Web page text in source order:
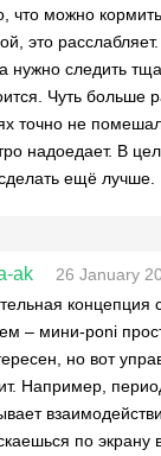
что можно
это
нужно следить
Чуть больше
точно не
надоедает. В
ещё лучше.
ak
26 January
концепция
– мини-poni
но вот
Например,
по экрану